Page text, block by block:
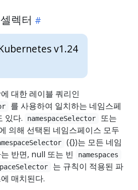
렉터
v1.24
대한 레이블 쿼리인
를 사용하여 일치하는 네임스페
있다.
namespaceSelector 또는
의해 선택된 네임스페이스 모두
({})는 모든 네임
반면, null 또는 빈
namespaces
는 규칙이 적용된 파
매치된다.